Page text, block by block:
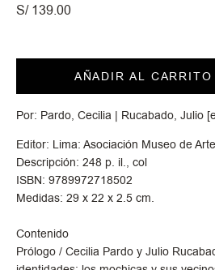
S/ 139.00
AÑADIR AL CARRITO
Por: Pardo, Cecilia | Rucabado, Julio
Editor: Lima: Asociación Museo de
Descripción: 248 p. il., col
ISBN: 9789972718502
Medidas: 29 x 22 x 2.5 cm.
Contenido
Prólogo / Cecilia Pardo y Julio